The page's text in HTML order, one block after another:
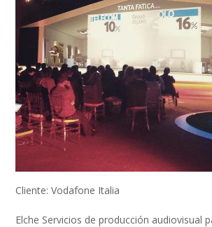
Cliente: Vodafone Italia
Elche Servicios de producción audiovisual